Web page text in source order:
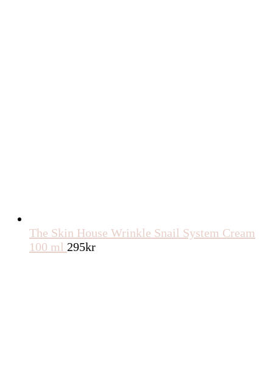
The Skin House Wrinkle Snail System Cream
100 ml 295kr